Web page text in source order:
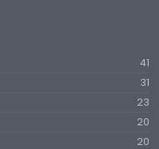
41
31
23
20
20